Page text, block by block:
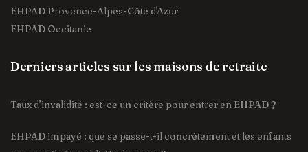
EHPAD Provence-Alpes-Côte d'Azur
EHPAD Occitanie
Derniers articles sur les maisons de retraite
Taux d’invalidité : est-ce un critère pour entrer en EHPAD ?
EHPAD impayé : que se passe-t-il concrètement et les enfants